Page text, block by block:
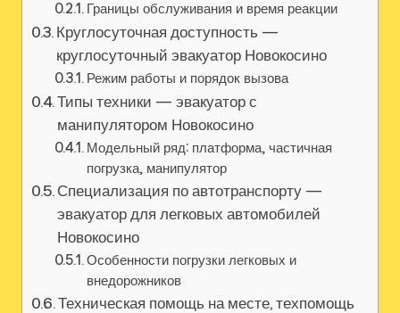
Границы обслуживания и время реакции
Круглосуточная доступность —
круглосуточный эвакуатор Новокосино
Режим работы и порядок вызова
Типы техники — эвакуатор с
манипулятором Новокосино
Модельный ряд: платформа‚ частичная
погрузка‚ манипулятор
Специализация по автотранспорту —
эвакуатор для легковых автомобилей
Новокосино
Особенности погрузки легковых и
внедорожников
Техническая помощь на месте, техпомощь